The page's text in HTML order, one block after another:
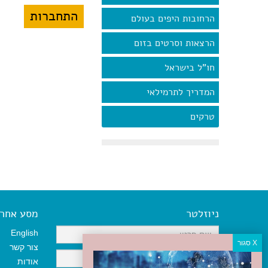
הרחובות היפים בעולם
הרצאות וסרטים בזום
חו"ל בישראל
המדריך לתרמילאי
טרקים
ניוזלטר מסע אחר
English
צור קשר
אודות